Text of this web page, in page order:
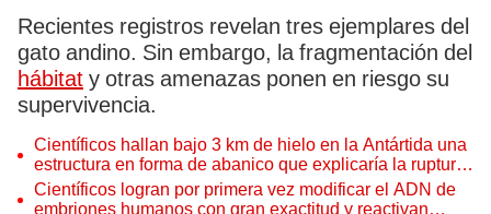
Recientes registros revelan tres ejemplares del
gato andino. Sin embargo, la fragmentación del
hábitat y otras amenazas ponen en riesgo su
supervivencia.
Científicos hallan bajo 3 km de hielo en la Antártida una
estructura en forma de abanico que explicaría la ruptura
de un supercontinente
Científicos logran por primera vez modificar el ADN de
embriones humanos con gran exactitud y reactivan